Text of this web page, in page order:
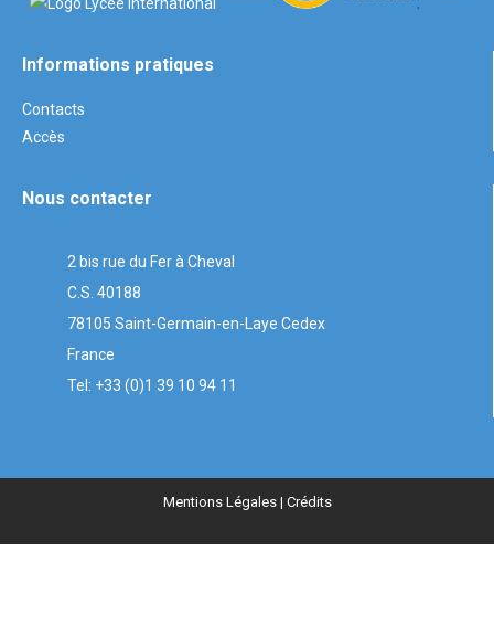
Informations pratiques
Contacts
Accès
Nous contacter
2 bis rue du Fer à Cheval
C.S. 40188
78105 Saint-Germain-en-Laye Cedex
France
Tel: +33 (0)1 39 10 94 11
Mentions Légales| Crédits